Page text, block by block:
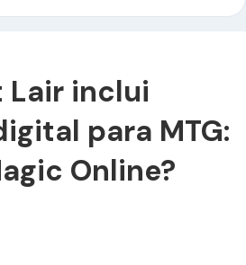
Lair inclui
para MTG:
Online?